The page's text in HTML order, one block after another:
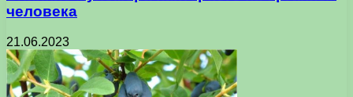
человека
21.06.2023